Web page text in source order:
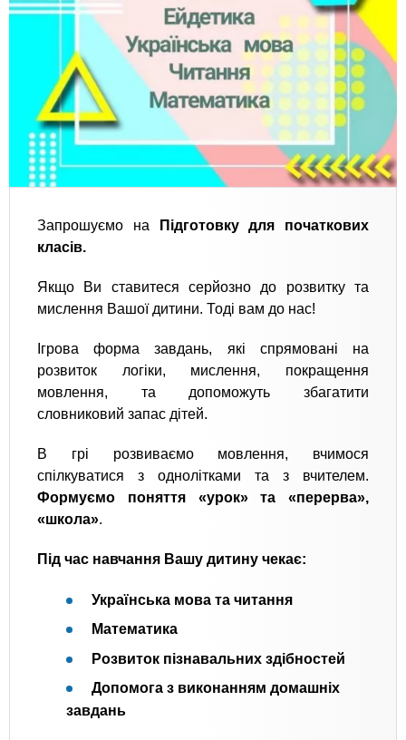
Запрошуємо на
Підготовку для початкових
класів.
Якщо Ви ставитеся серйозно до розвитку та
мислення Вашої дитини. Тоді вам до нас!
Ігрова форма завдань, які спрямовані на
розвиток логіки, мислення, покращення
мовлення, та допоможуть збагатити
словниковий запас дітей.
В грі розвиваємо мовлення, вчимося
спілкуватися з однолітками та з вчителем.
Формуємо поняття «урок» та «перерва»,
«школа».
Під час навчання Вашу дитину чекає:
Українська мова та читання
Математика
Розвиток пізнавальних здібностей
Допомога з виконанням домашніх
завдань